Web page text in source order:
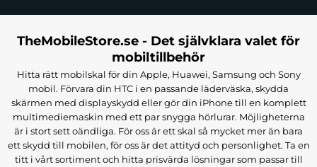
TheMobileStore.se - Det självklara valet för
mobiltillbehör
Hitta rätt mobilskal för din Apple, Huawei, Samsung och Sony
mobil. Förvara din HTC i en passande läderväska, skydda
skärmen med displayskydd eller gör din iPhone till en komplett
multimediemaskin med ett par snygga hörlurar. Möjligheterna
är i stort sett oändliga. För oss är ett skal så mycket mer än bara
ett skydd till mobilen, för oss är det attityd och personlighet. Ta en
titt i vårt sortiment och hitta prisvärda lösningar som passar till